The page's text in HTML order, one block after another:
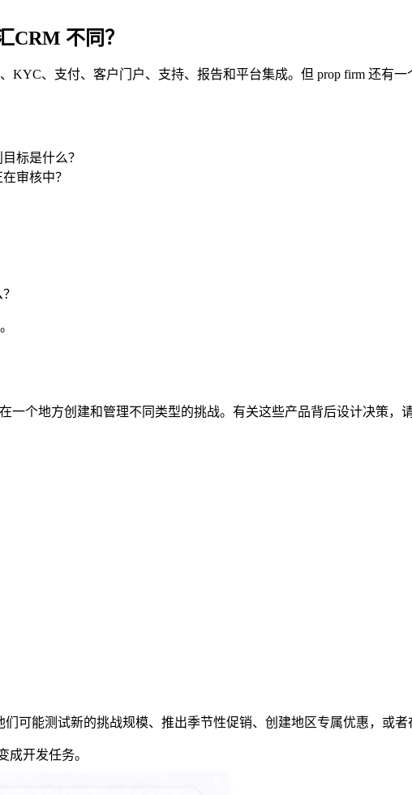
CRM 不同？
KYC、支付、客户门户、支持、报告和平台集成。但 prop firm 还有
标是什么？
审核中？
一个地方创建和管理不同类型的挑战。有关这些产品背后设计决策，
可能测试新的挑战规模、推出季节性促销、创建地区专属优惠，或
成开发任务。